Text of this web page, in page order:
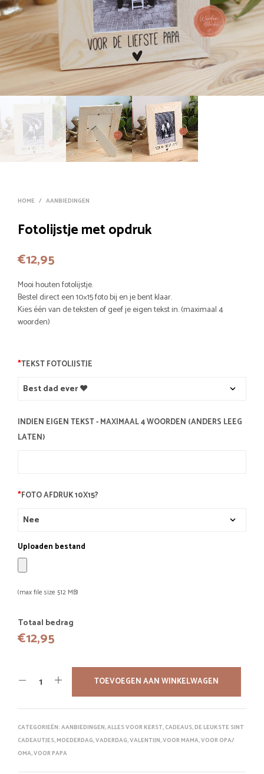
HOME / AANBIEDINGEN
Fotolijstje met opdruk
€12,95
Mooi houten fotolijstje.
Bestel direct een 10×15 foto bij en je bent klaar.
Kies één van de teksten of geef je eigen tekst in. (maximaal 4
woorden)
*TEKST FOTOLIJSTJE
INDIEN EIGEN TEKST - MAXIMAAL 4 WOORDEN (ANDERS LEEG
LATEN)
*FOTO AFDRUK 10X15?
Uploaden bestand
(max file size 512 MB)
Totaal bedrag
€12,95
TOEVOEGEN AAN WINKELWAGEN
CATEGORIEËN:AANBIEDINGEN,ALLES VOOR KERST,CADEAUS,DE LEUKSTE SINT
CADEAUTJES,MOEDERDAG,VADERDAG,VALENTIJN,VOOR MAMA,VOOR OPA/
OMA,VOOR PAPA